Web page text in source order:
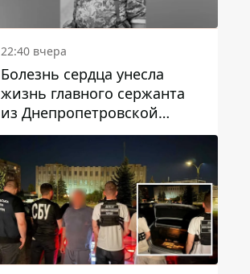
22:40 вчера
Болезнь сердца унесла
жизнь главного сержанта
из Днепропетровской
области Юрия Свистуна